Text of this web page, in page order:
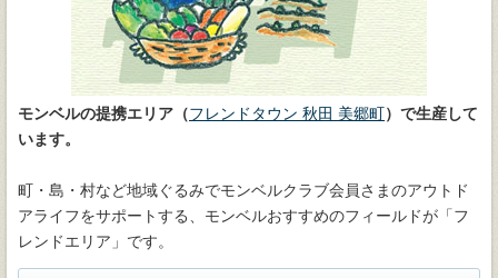
モンベルの提携エリア（フレンドタウン 秋田 美郷町）で生産して
います。
町・島・村など地域ぐるみでモンベルクラブ会員さまのアウトド
アライフをサポートする、モンベルおすすめのフィールドが「フ
レンドエリア」です。